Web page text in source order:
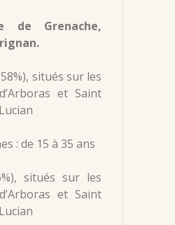
de Grenache,
situés sur les
et Saint
: de 15 à 35 ans
situés sur les
et Saint